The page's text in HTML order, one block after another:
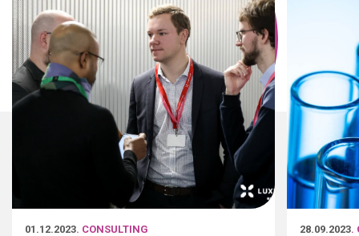
01.12.2023. CONSULTING 28.09.2023.